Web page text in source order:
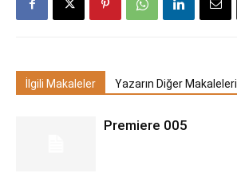
İlgili Makaleler Yazarın Diğer Makaleleri
Premiere 005